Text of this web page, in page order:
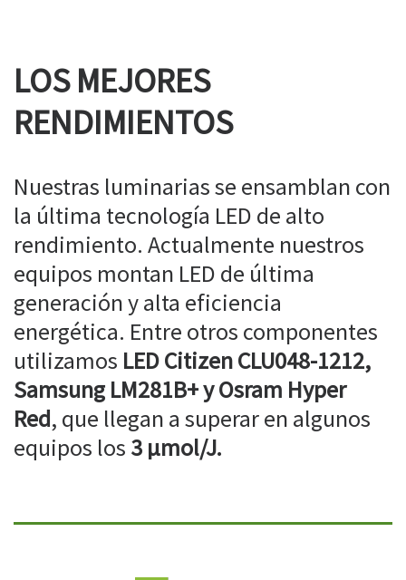
LOS MEJORES
RENDIMIENTOS
Nuestras luminarias se ensamblan con
la última tecnología LED de alto
rendimiento. Actualmente nuestros
equipos montan LED de última
generación y alta eficiencia
energética. Entre otros componentes
utilizamos LED Citizen CLU048-1212,
Samsung LM281B+ y Osram Hyper
Red, que llegan a superar en algunos
equipos los 3 µmol/J.